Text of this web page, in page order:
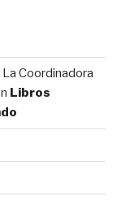
Coordinadora
Libros